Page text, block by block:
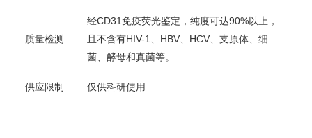
质量检测
经CD31免疫荧光鉴定，纯度可达90%以上，
且不含有HIV-1、HBV、HCV、支原体、细
菌、酵母和真菌等。
供应限制 仅供科研使用